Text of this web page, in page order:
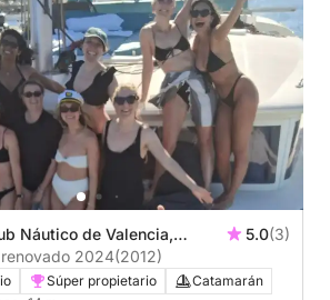
Náutico de Valencia,
5.0(3)
2024(2012)
Súper propietario
Catamarán